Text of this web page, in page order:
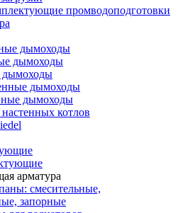
промводоподготовки
дымоходы
дымоходы
дымоходы
дымоходы
дымоходы
котлов
арматура
смесительные,
запорные